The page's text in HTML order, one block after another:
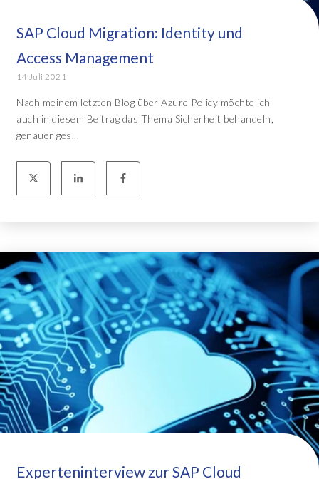
SAP Cloud Migration: Identity und
Access Management
14 Juli 2021
Nach meinem letzten Blog über Azure Policy möchte ich
auch in diesem Beitrag das Thema Sicherheit behandeln,
genauer ges...
Experteninterview zur SAP Cloud